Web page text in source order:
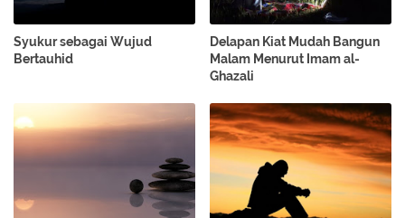
Syukur sebagai Wujud
Bertauhid
Delapan Kiat Mudah Bangun
Malam Menurut Imam al-
Ghazali